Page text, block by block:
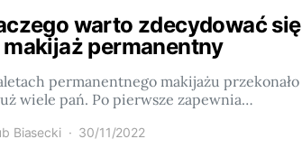
warto zdecydować się
makijaż permanentny
permanentnego makijażu przekonało
wiele pań. Po pierwsze zapewnia…
Biasecki 30/11/2022